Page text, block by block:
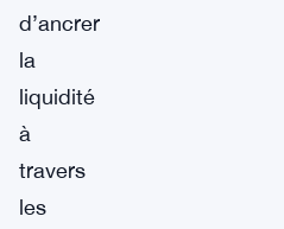
d’ancrer
la
liquidité
à
travers
les